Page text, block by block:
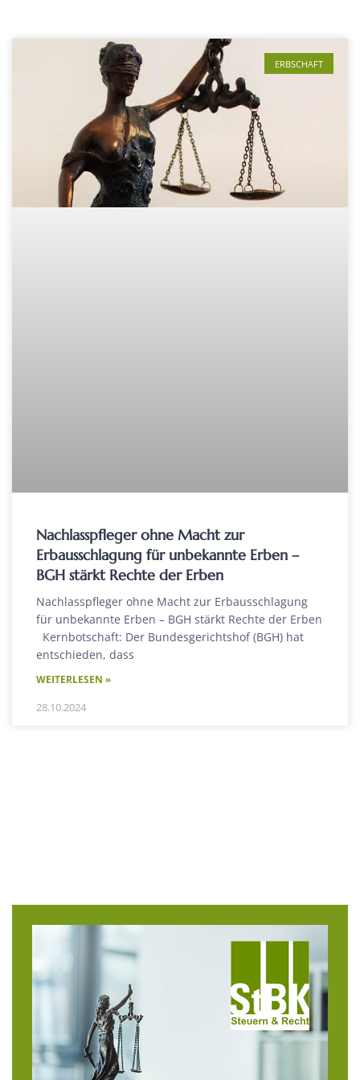
ERBSCHAFT
Nachlasspfleger ohne Macht zur
Erbausschlagung für unbekannte Erben –
BGH stärkt Rechte der Erben
Nachlasspfleger ohne Macht zur Erbausschlagung
für unbekannte Erben – BGH stärkt Rechte der Erben
Kernbotschaft: Der Bundesgerichtshof (BGH) hat
entschieden, dass
WEITERLESEN »
28.10.2024